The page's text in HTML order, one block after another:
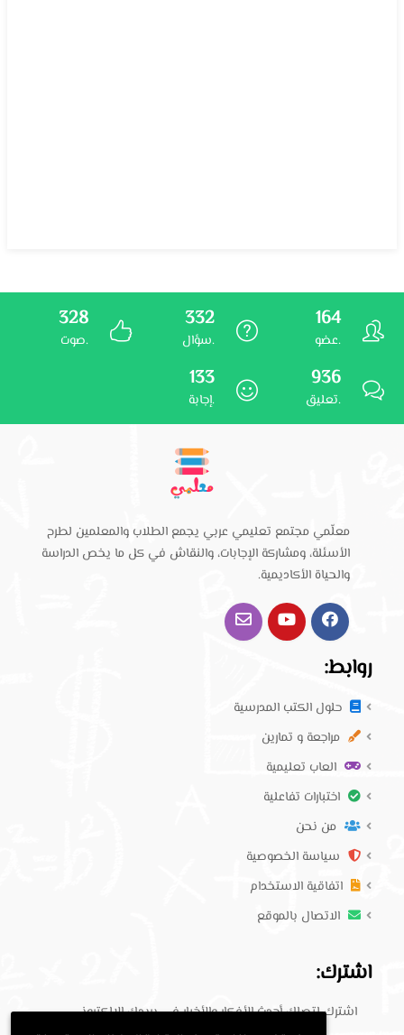
164
عضو.
332
سؤال.
328
صوت.
936
تعليق.
133
إجابة.
معلّمي مجتمع تعليمي عربي يجمع الطلاب والمعلمين لطرح
الأسئلة، ومشاركة الإجابات، والنقاش في كل ما يخص الدراسة
والحياة الأكاديمية.
روابط:
حلول الكتب المدرسية
مراجعة و تمارين
العاب تعليمية
اختبارات تفاعلية
من نحن
سياسة الخصوصية
اتفاقية الاستخدام
الاتصال بالموقع
اشترك:
اشترك لتصلك أحدث الأفكار والأخبار في بريدك الإلكتروني.